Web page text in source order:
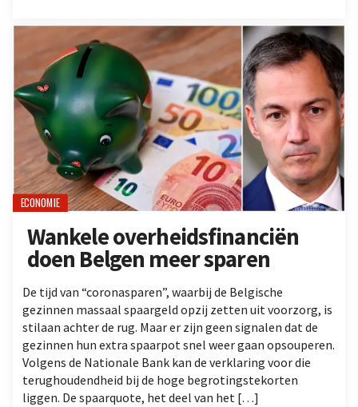
ECONOMIE
Wankele overheidsfinanciën
doen Belgen meer sparen
De tijd van “coronasparen”, waarbij de Belgische
gezinnen massaal spaargeld opzij zetten uit voorzorg, is
stilaan achter de rug. Maar er zijn geen signalen dat de
gezinnen hun extra spaarpot snel weer gaan opsouperen.
Volgens de Nationale Bank kan de verklaring voor die
terughoudendheid bij de hoge begrotingstekorten
liggen. De spaarquote, het deel van het […]